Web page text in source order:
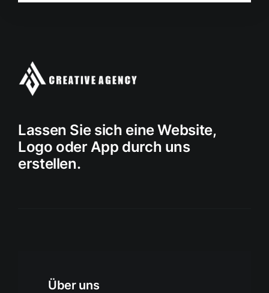
Lassen Sie sich eine Website,
Logo oder App durch uns
erstellen.
Über uns